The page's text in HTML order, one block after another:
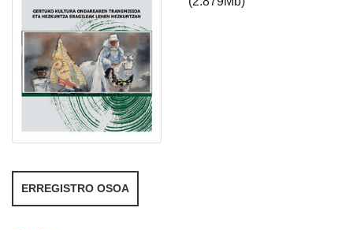
ERREGISTRO OSOA